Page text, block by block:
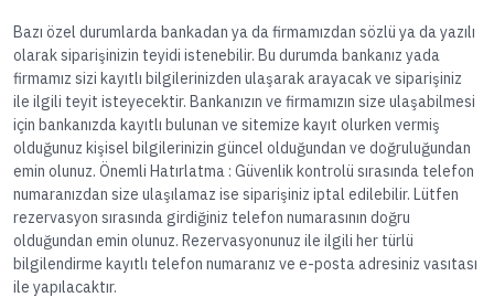
Bazı özel durumlarda bankadan ya da firmamızdan sözlü ya da yazılı
olarak siparişinizin teyidi istenebilir. Bu durumda bankanız yada
firmamız sizi kayıtlı bilgilerinizden ulaşarak arayacak ve siparişiniz
ile ilgili teyit isteyecektir. Bankanızın ve firmamızın size ulaşabilmesi
için bankanızda kayıtlı bulunan ve sitemize kayıt olurken vermiş
olduğunuz kişisel bilgilerinizin güncel olduğundan ve doğruluğundan
emin olunuz. Önemli Hatırlatma : Güvenlik kontrolü sırasında telefon
numaranızdan size ulaşılamaz ise siparişiniz iptal edilebilir. Lütfen
rezervasyon sırasında girdiğiniz telefon numarasının doğru
olduğundan emin olunuz. Rezervasyonunuz ile ilgili her türlü
bilgilendirme kayıtlı telefon numaranız ve e-posta adresiniz vasıtası
ile yapılacaktır.